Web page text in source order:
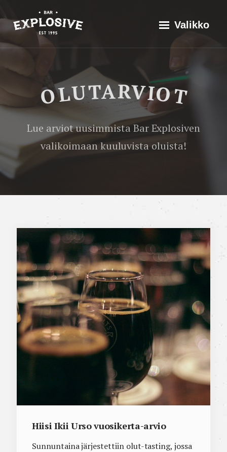
suoraan
sisältöön
Explosive Bar Valikko
Historia
Valikoima
Yhteistyössä
Ota yhteyttä
Hiisi
Ikii
Urso
vuosikerta-
arvio
OLUTARVIOT
Lue arviot uusimmista Bar Explosiven
valikoimaan kuuluvista oluista!
Hiisi Ikii Urso vuosikerta-arvio
Sunnuntaina järjestettiin olut-tasting, jossa